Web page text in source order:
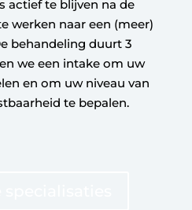
actief te blijven na de
werken naar een (meer)
behandeling duurt 3
we een intake om uw
en om uw niveau van
te bepalen.